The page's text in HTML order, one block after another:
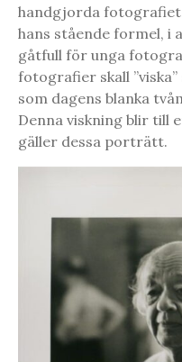
handgjorda
hans stående formel, i
gåtfull för unga
fotografier skall
som dagens blanka
Denna viskning blir till
gäller dessa porträtt.